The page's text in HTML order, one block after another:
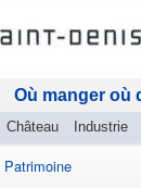
Où manger où
Château Industrie
Patrimoine